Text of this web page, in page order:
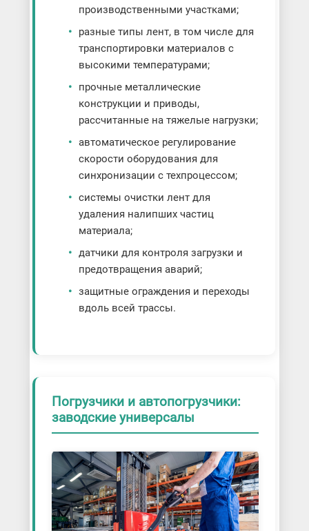
производственными участками;
разные типы лент, в том числе для
транспортировки материалов с
высокими температурами;
прочные металлические
конструкции и приводы,
рассчитанные на тяжелые нагрузки;
автоматическое регулирование
скорости оборудования для
синхронизации с техпроцессом;
системы очистки лент для
удаления налипших частиц
материала;
датчики для контроля загрузки и
предотвращения аварий;
защитные ограждения и переходы
вдоль всей трассы.
Погрузчики и автопогрузчики:
заводские универсалы